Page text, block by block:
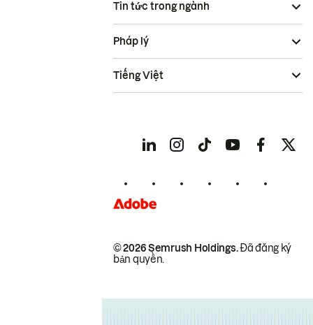
Tin tức trong ngành
© 2026 Semrush Holdings.Đã đăng ký
bản quyền.
Pháp lý
Tiếng Việt